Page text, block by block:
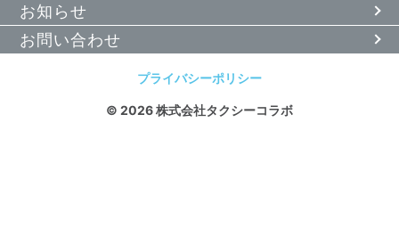
お知らせ
お問い合わせ
プライバシーポリシー
© 2026 株式会社タクシーコラボ